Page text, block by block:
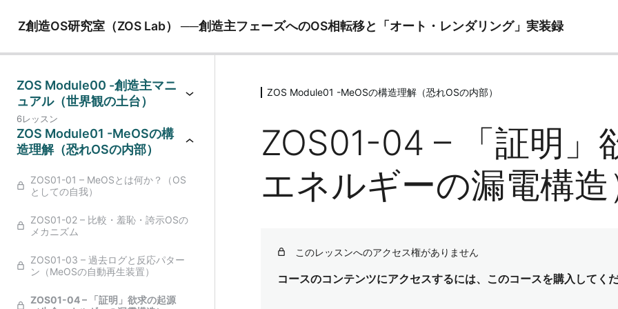
Z創造OS研究室（ZOS Lab） ──創造主フェーズへのOS相転移と「オート・レンダリング」実装録
ZOS Module00 -創造主マニ
ュアル（世界観の土台）
6レッスン
ZOS Module01 -MeOSの構
造理解（恐れOSの内部）
ZOS01-01 – MeOSとは何か？（OS
としての自我）
ZOS01-02 – 比較・羞恥・誇示OSの
メカニズム
ZOS01-03 – 過去ログと反応パター
ン（MeOSの自動再生装置）
ZOS01-04 – 「証明」欲求の起源
ZOS Module01 -MeOSの構造理解（恐れOSの内部）
ZOS01-04 – 「証明」
エネルギーの漏電構造
このレッスンへのアクセス権がありません
コースのコンテンツにアクセスするには、このコースを購入してく